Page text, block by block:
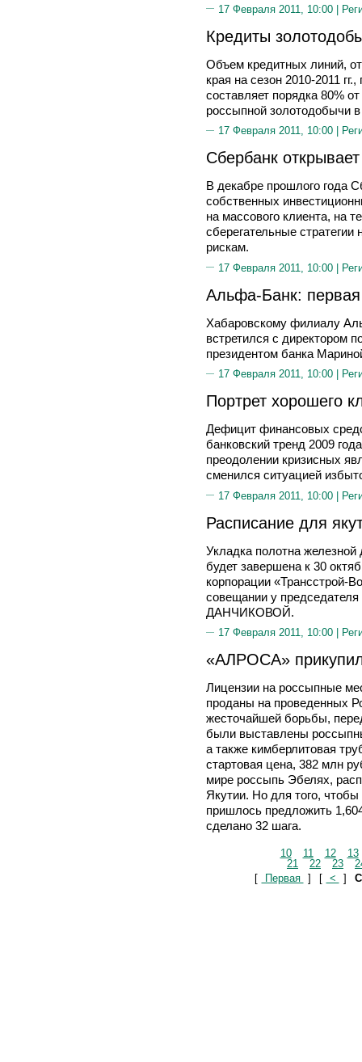
17 Февраля 2011, 10:00 |
Кредиты
Объем кредитных линий,
края на сезон 2010-2011
составляет порядка 80%
россыпной золотодобычи в
17 Февраля 2011, 10:00 |
Сбербанк
В декабре прошлого года
собственных
на массового клиента, на
сберегательные
рискам.
17 Февраля 2011, 10:00 |
Альфа-Банк: первая
Хабаровскому филиалу
встретился с директором
президентом банка
17 Февраля 2011, 10:00 |
Портрет хорошего
Дефицит финансовых
банковский тренд 2009
преодолении кризисных
сменился ситуацией
17 Февраля 2011, 10:00 |
Расписание для
Укладка полотна железной
будет завершена к 30
корпорации
совещании у
ДАНЧИКОВОЙ.
17 Февраля 2011, 10:00 |
«АЛРОСА»
Лицензии на россыпные
проданы на проведенных
жесточайшей борьбы,
были выставлены
а также кимберлитовая
стартовая цена, 382 млн
мире россыпь Эбелях,
Якутии. Но для того,
пришлось предложить
сделано 32 шага.
10 11 12
13
21
22 23
[
Первая ] [ < ]